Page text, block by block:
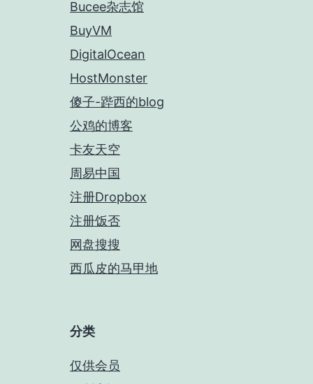
Bucee杂志馆
BuyVM
DigitalOcean
HostMonster
傻子-跸西的blog
公鸡的博客
卡友天空
周易中国
注册Dropbox
注册饭否
网盘搜搜
西瓜皮的马甲地
分类
仅供会员